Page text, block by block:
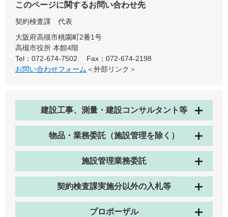
このページに関するお問い合わせ先
契約検査課
代表
大阪府高槻市桃園町2番1号
高槻市役所 本館4階
Tel：072-674-7502
Fax：072-674-2198
お問い合わせフォーム ＜外部リンク＞
建設工事、測量・建設コンサルタント等
物品・業務委託（施設管理を除く）
施設管理業務委託
契約検査課実施分以外の入札等
プロポーザル